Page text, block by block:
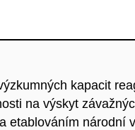
kapacit
na výskyt
etablováním národní